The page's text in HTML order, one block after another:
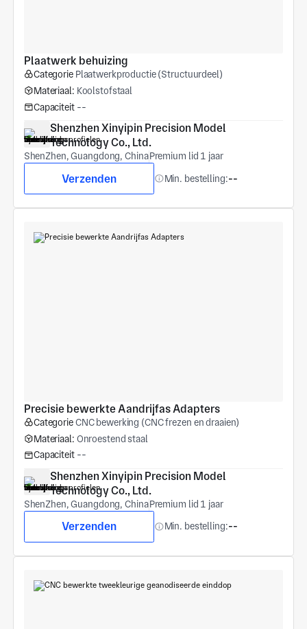
Plaatwerk behuizing
Categorie Plaatwerkproductie (Structuurdeel)
Materiaal: Koolstofstaal
Capaciteit --
Shenzhen Xinyipin Precision Model
Technology Co., Ltd.
ShenZhen, Guangdong, ChinaPremium lid 1 jaar
Verzenden Min. bestelling:--
Precisie bewerkte Aandrijfas Adapters
CategorieCNC bewerking (CNC frezen en draaien)
Materiaal: Onroestend staal
Capaciteit --
Shenzhen Xinyipin Precision Model
Technology Co., Ltd.
ShenZhen, Guangdong, ChinaPremium lid 1 jaar
Verzenden Min. bestelling:--